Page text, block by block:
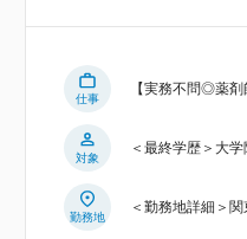
仕事
【実務不問◎薬
対象
＜最終学歴＞大
勤務地
＜勤務地詳細＞